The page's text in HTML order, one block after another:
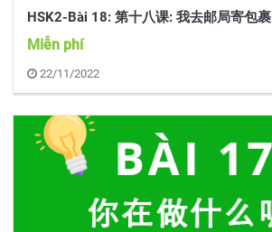
HSK2-Bài 18: 第十八课: 我去邮局寄包裹
Miễn phí
22/11/2022